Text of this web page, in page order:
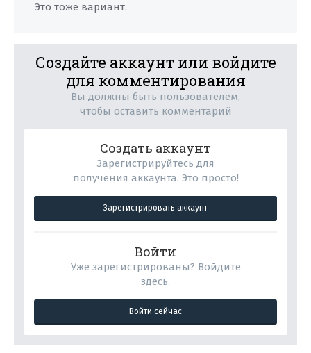
Это тоже вариант.
Создайте аккаунт или войдите
для комментирования
Вы должны быть пользователем,
чтобы оставить комментарий
Создать аккаунт
Зарегистрируйтесь для
получения аккаунта. Это просто!
Зарегистрировать аккаунт
Войти
Уже зарегистрированы? Войдите
здесь.
Войти сейчас